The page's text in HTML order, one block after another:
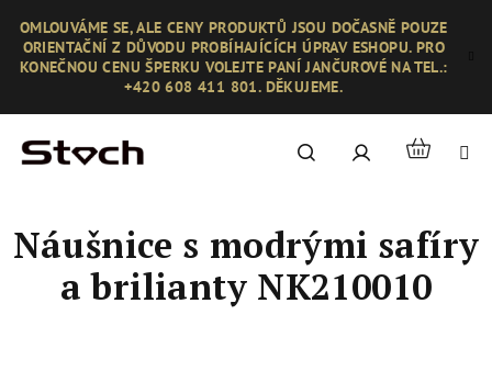
obsah
OMLOUVÁME SE, ALE CENY PRODUKTŮ JSOU DOČASNĚ POUZE
ORIENTAČNÍ Z DŮVODU PROBÍHAJÍCÍCH ÚPRAV ESHOPU. PRO
KONEČNOU CENU ŠPERKU VOLEJTE PANÍ JANČUROVÉ NA TEL.:
+420 608 411 801. DĚKUJEME.
Hledat PřihlášeníNákupní
Náušnice s modrými safíry
a brilianty NK210010